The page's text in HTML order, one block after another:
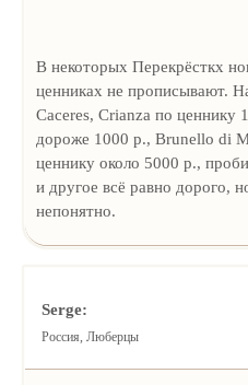
В некоторых Перекрёсткх
ценниках не прописывают.
Caceres, Crianza по ценнику
дороже 1000 р., Brunello di
ценнику около 5000 р.,
и другое всё равно дорого,
непонятно.
Serge:
Россия, Люберцы